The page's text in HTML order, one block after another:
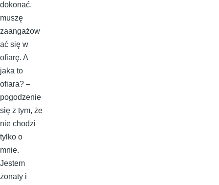
dokonać,
muszę
zaangażow
ać się w
ofiarę. A
jaka to
ofiara? –
pogodzenie
się z tym, że
nie chodzi
tylko o
mnie.
Jestem
żonaty i